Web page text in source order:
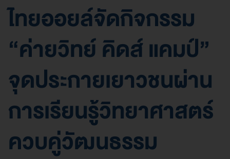
ไทยออยล์จัดกิจกรรม
“ค่ายวิทย์ คิดส์ แคมป์”
จุดประกายเยาวชนผ่าน
การเรียนรู้วิทยาศาสตร์
ควบคู่วัฒนธรรม